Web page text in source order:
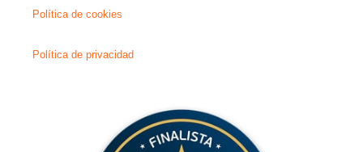
Política de cookies
Política de privacidad